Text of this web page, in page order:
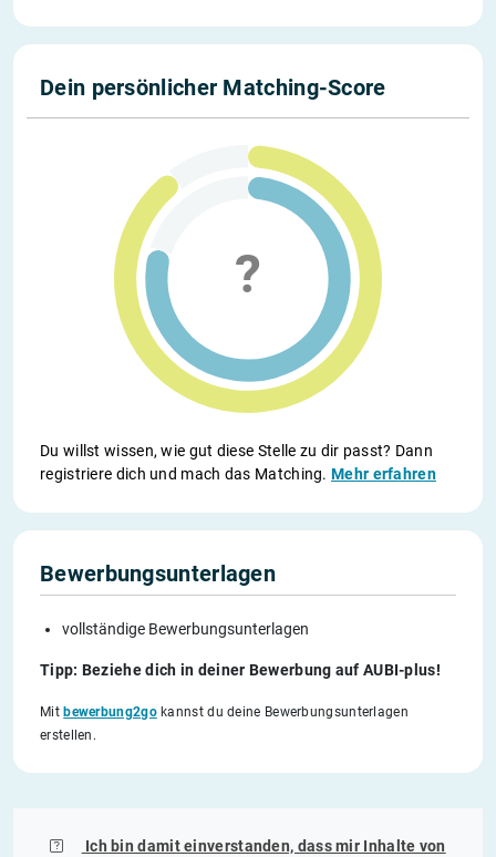
Dein persönlicher Matching-Score
Du willst wissen, wie gut diese Stelle zu dir passt? Dann
registriere dich und mach das Matching.Mehr erfahren
Bewerbungsunterlagen
vollständige Bewerbungsunterlagen
Tipp: Beziehe dich in deiner Bewerbung auf AUBI-plus!
Mit bewerbung2gokannst du deine Bewerbungsunterlagen
erstellen.
Ich bin damit einverstanden, dass mir Inhalte von